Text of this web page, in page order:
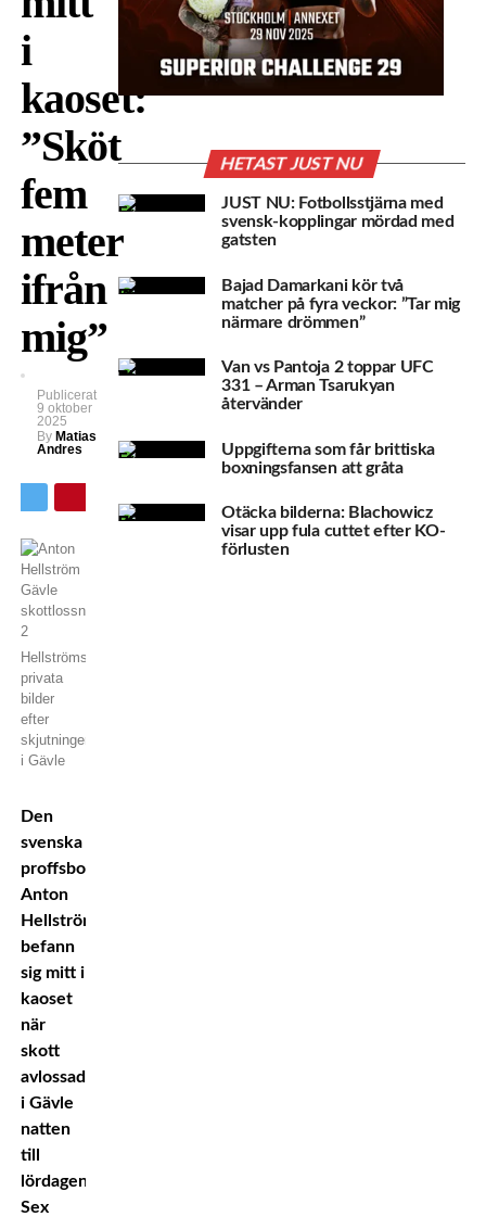
i
kaoset:
”Sköt
fem
meter
ifrån
mig”
Publicerat
9 oktober
2025
By Matias
Andres
Hellströms
privata
bilder
efter
skjutningen
i Gävle
Den
svenska
proffsboxaren
Anton
Hellström
befann
sig mitt i
kaoset
när
skott
avlossades
i Gävle
natten
till
lördagen.
Sex
HETAST JUST NU
JUST NU: Fotbollsstjärna med
svensk-kopplingar mördad med
gatsten
Bajad Damarkani kör två
matcher på fyra veckor: ”Tar mig
närmare drömmen”
Van vs Pantoja 2 toppar UFC
331 – Arman Tsarukyan
återvänder
Uppgifterna som får brittiska
boxningsfansen att gråta
Otäcka bilderna: Blachowicz
visar upp fula cuttet efter KO-
förlusten